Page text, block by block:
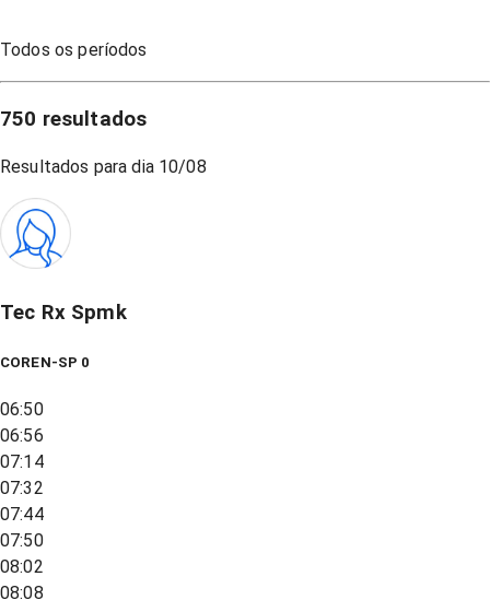
Todos os períodos
750 resultados
Resultados para dia 10/08
Tec Rx Spmk
COREN-SP 0
06:50
06:56
07:14
07:32
07:44
07:50
08:02
08:08